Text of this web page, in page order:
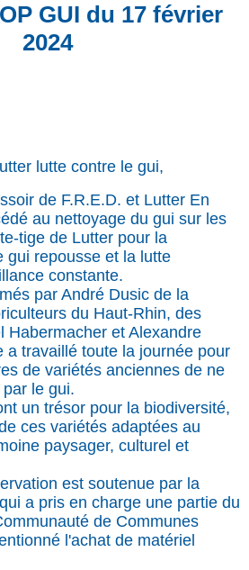
GUI du 17 février
2024
l utte contre le gui,
de F.R.E.D. et Lutter En
au nettoyage du gui sur les
tige de Lutter pour la
gui repousse et la lutte
constante.
par André Dusic de la
du Haut-Rhin, des
Habermacher et Alexandre
a travaillé toute la journée pour
de variétés anciennes de ne
le gui.
un trésor pour la biodiversité,
ces variétés adaptées au
paysager, culturel et
est soutenue par la
a pris en charge une partie du
de Communes
l'achat de matériel